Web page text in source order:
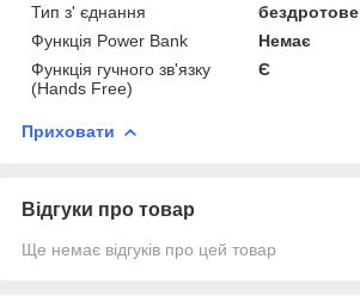
Тип з' єднання
бездротове
Функція Power Bank
Немає
Функція гучного зв'язку
(Hands Free)
Є
Приховати
Відгуки про товар
Ще немає відгуків про цей товар